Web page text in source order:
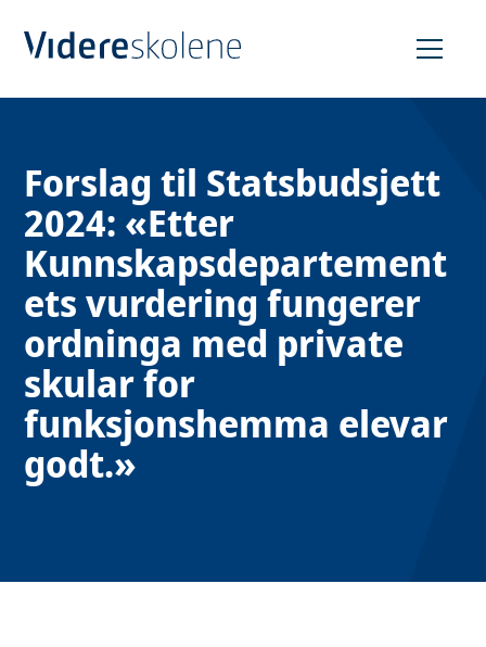
Forslag til Statsbudsjett
2024: «Etter
Kunnskapsdepartement
ets vurdering fungerer
ordninga med private
skular for
funksjonshemma elevar
godt.»